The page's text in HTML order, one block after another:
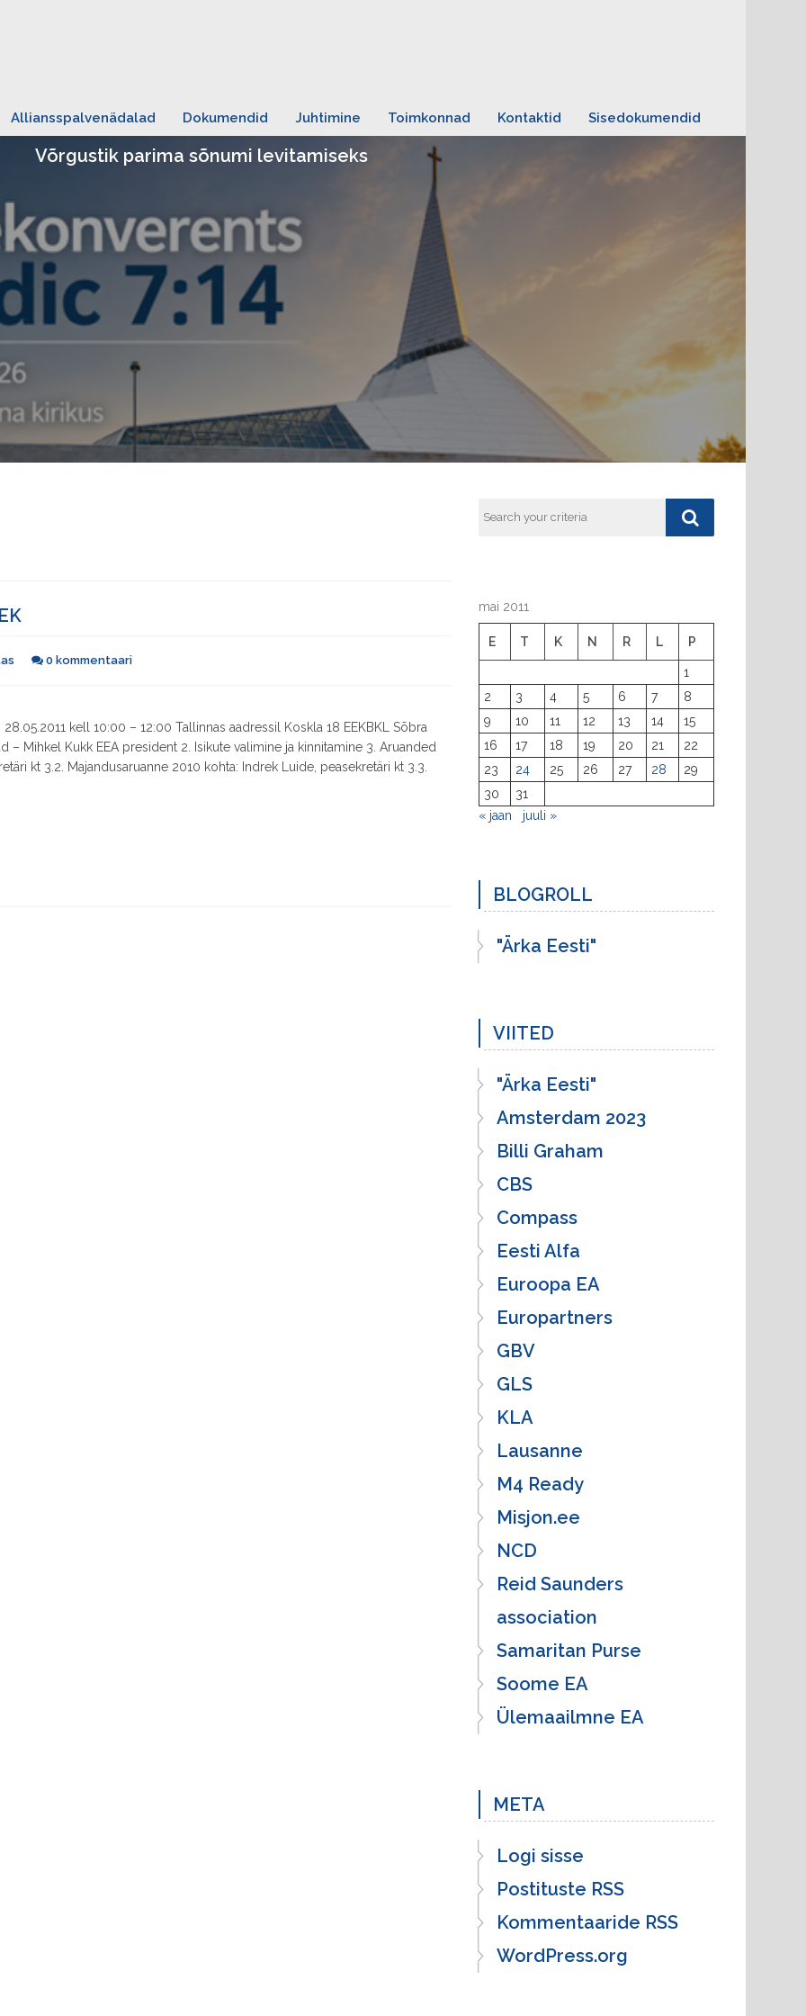
Alliansspalvenädalad Dokumendid Juhtimine Toimkonnad Kontaktid Sisedokumendid
Võrgustik parima sõnumi levitamiseks
0 kommentaari
kell 10:00 – 12:00 Tallinnas aadressil Koskla 18 EEKBKL Sõbra
– Mihkel Kukk EEA president 2. Isikute valimine ja kinnitamine 3. Aruanded
kt 3.2. Majandusaruanne 2010 kohta: Indrek Luide, peasekretäri kt 3.3.
mai 2011
E T K N R L P
1
2
3 4 5 6 7
8
9
10 11 12 13 14
15
16
17 18 19 20 21
22
23
24 25 26 27 28
29
30
31
« jaan
juuli »
BLOGROLL
"Ärka Eesti"
VIITED
"Ärka Eesti"
Amsterdam 2023
Billi Graham
CBS
Compass
Eesti Alfa
Euroopa EA
Europartners
GBV
GLS
KLA
Lausanne
M4 Ready
Misjon.ee
NCD
Reid Saunders
association
Samaritan Purse
Soome EA
Ülemaailmne EA
META
Logi sisse
Postituste RSS
Kommentaaride RSS
WordPress.org